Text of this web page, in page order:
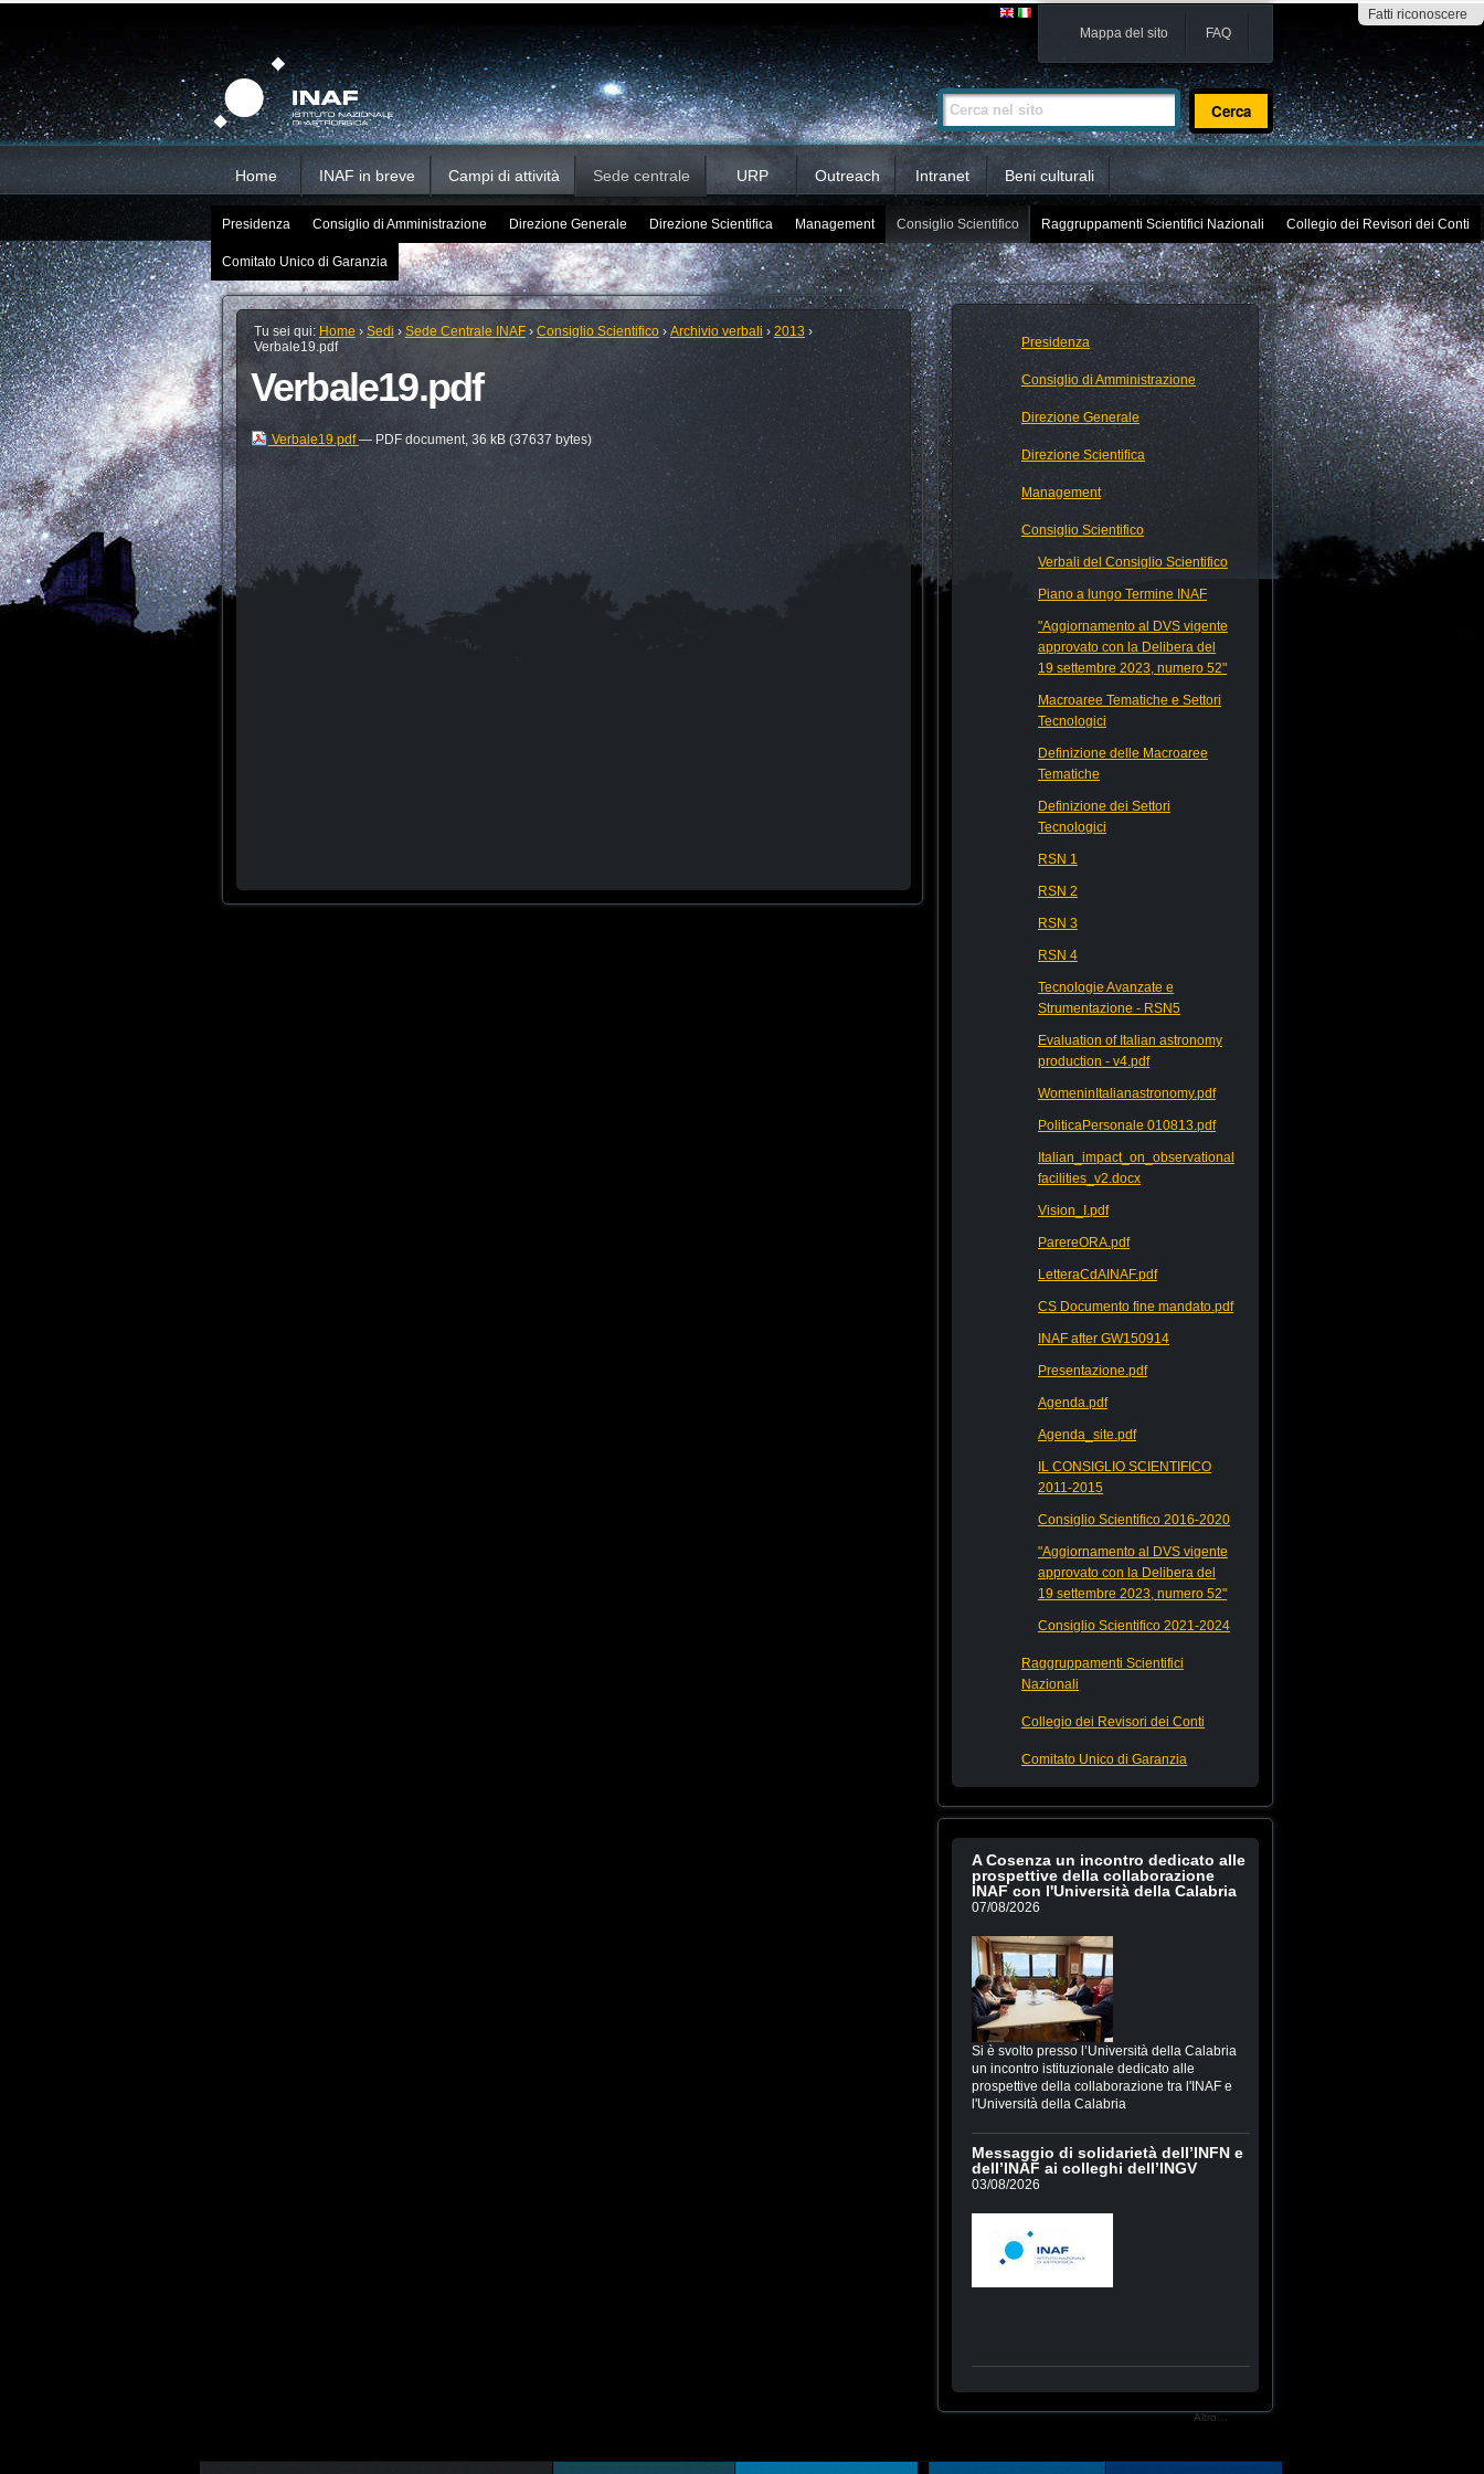
Fatti riconoscere
contenuti.
Salta
alla
navigazione
Mappa del sito FAQ
Cerca nel sito
Ricerca
avanzata…
Home INAF in breve Campi di attività Sede centrale URP Outreach Intranet Beni culturali
Presidenza Consiglio di Amministrazione Direzione Generale Direzione Scientifica Management Consiglio Scientifico Raggruppamenti Scientifici Nazionali Collegio dei Revisori dei Conti
Comitato Unico di Garanzia
Tu sei qui: Home › Sedi › Sede Centrale INAF › Consiglio Scientifico › Archivio verbali › 2013 ›
Verbale19.pdf
Verbale19.pdf
Verbale19.pdf— PDF document, 36 kB (37637 bytes)
Presidenza
Consiglio di Amministrazione
Direzione Generale
Direzione Scientifica
Management
Consiglio Scientifico
Verbali del Consiglio Scientifico
Piano a lungo Termine INAF
"Aggiornamento al DVS vigente
approvato con la Delibera del
19 settembre 2023, numero 52"
Macroaree Tematiche e Settori
Tecnologici
Definizione delle Macroaree
Tematiche
Definizione dei Settori
Tecnologici
RSN 1
RSN 2
RSN 3
RSN 4
Tecnologie Avanzate e
Strumentazione - RSN5
Evaluation of Italian astronomy
production - v4.pdf
WomeninItalianastronomy.pdf
PoliticaPersonale 010813.pdf
Italian_impact_on_observational
facilities_v2.docx
Vision_I.pdf
ParereORA.pdf
LetteraCdAINAF.pdf
CS Documento fine mandato.pdf
INAF after GW150914
Presentazione.pdf
Agenda.pdf
Agenda_site.pdf
IL CONSIGLIO SCIENTIFICO
2011-2015
Consiglio Scientifico 2016-2020
"Aggiornamento al DVS vigente
approvato con la Delibera del
19 settembre 2023, numero 52"
Consiglio Scientifico 2021-2024
Raggruppamenti Scientifici
Nazionali
Collegio dei Revisori dei Conti
Comitato Unico di Garanzia
A Cosenza un incontro dedicato alle
prospettive della collaborazione
INAF con l'Università della Calabria
07/08/2026
Si è svolto presso l’Università della Calabria
un incontro istituzionale dedicato alle
prospettive della collaborazione tra l'INAF e
l'Università della Calabria
Messaggio di solidarietà dell’INFN e
dell’INAF ai colleghi dell’INGV
03/08/2026
Altro…